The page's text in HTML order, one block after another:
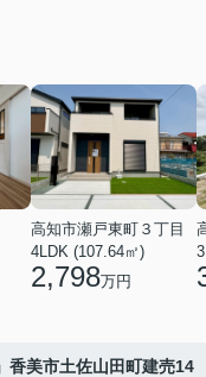
高知市瀬戸東町３丁目
4LDK (107.64㎡)
2,798万円
香美市土佐山田町建売14